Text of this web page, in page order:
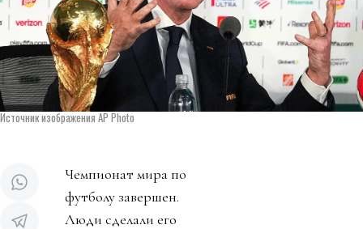
Источник изображения AP Photo
Чемпионат мира по
футболу завершен.
Люди сделали его